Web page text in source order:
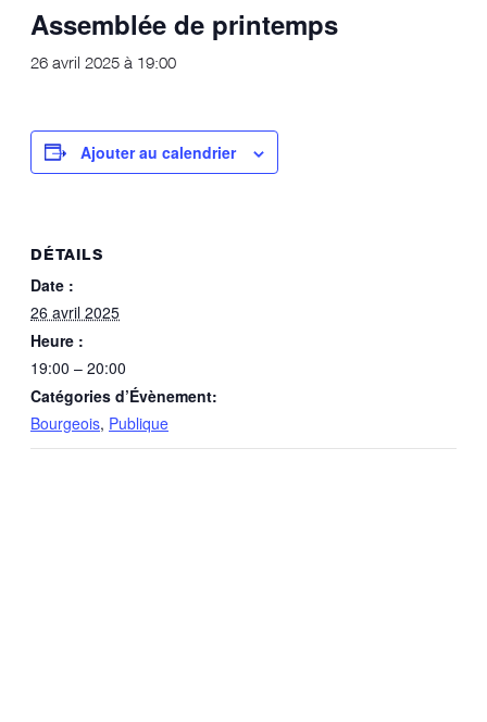
Assemblée de printemps
26 avril 2025 à 19:00
Ajouter au calendrier
DÉTAILS
Date :
26 avril 2025
Heure :
19:00 – 20:00
Catégories d’Évènement:
Bourgeois, Publique